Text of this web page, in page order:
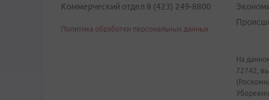
Коммерческий отдел 8 (423) 249-8800
Политика обработки персональных данных
На
72742,